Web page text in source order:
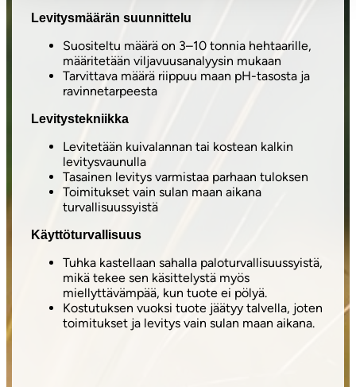
Levitysmäärän suunnittelu
Suositeltu määrä on 3–10 tonnia hehtaarille,
määritetään viljavuusanalyysin mukaan
Tarvittava määrä riippuu maan pH-tasosta ja
ravinnetarpeesta
Levitystekniikka
Levitetään kuivalannan tai kostean kalkin
levitysvaunulla
Tasainen levitys varmistaa parhaan tuloksen
Toimitukset vain sulan maan aikana
turvallisuussyistä
Käyttöturvallisuus
Tuhka kastellaan sahalla paloturvallisuussyistä,
mikä tekee sen käsittelystä myös
miellyttävämpää, kun tuote ei pölyä.
Kostutuksen vuoksi tuote jäätyy talvella, joten
toimitukset ja levitys vain sulan maan aikana.